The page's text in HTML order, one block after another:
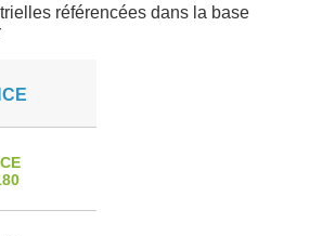
référencées dans la base